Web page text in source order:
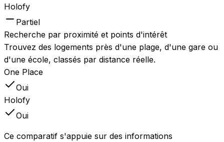
Holofy
Partiel
Recherche par proximité et points d'intérêt
Trouvez des logements près d'une plage, d'une gare ou
d'une école, classés par distance réelle.
One Place
Oui
Holofy
Oui
Ce comparatif s'appuie sur des informations